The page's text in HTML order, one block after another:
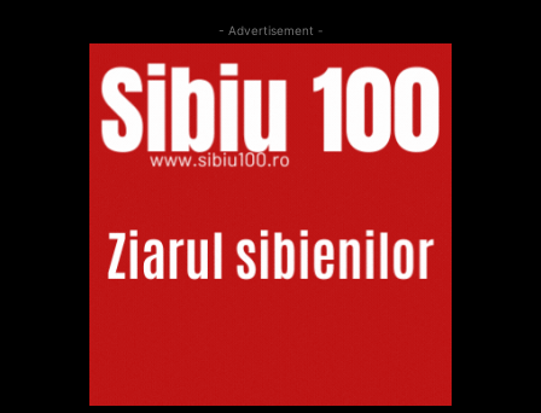
- Advertisement -